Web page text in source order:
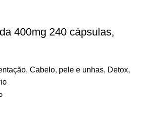
400mg 240 cápsulas,
, Cabelo, pele e unhas, Detox,